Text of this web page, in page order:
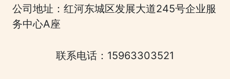
公司地址：红河东城区发展大道245号企业服
务中心A座
联系电话：15963303521